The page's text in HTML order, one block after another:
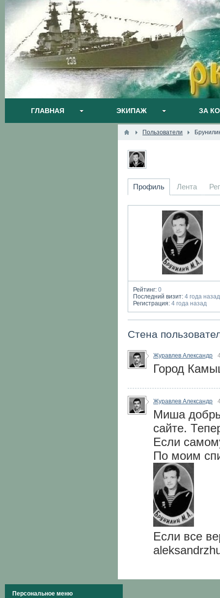
ГЛАВНАЯ ЭКИПАЖ ЗА
Пользователи
Профиль Лента
Рейтинг: 0
Последний визит: 4 года назад
Регистрация: 4 года назад
Стена
Журавлев Александр
Город
Журавлев Александр
Миша
сайте.
Если
По моим
Если все
Персональное меню